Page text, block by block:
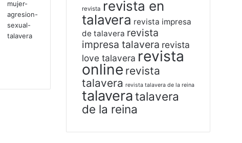
revista revista en
talavera revista impresa
de talavera revista
impresa talavera revista
love talavera revista
online revista
talavera revista talavera de la reina
talaveratalavera
de la reina